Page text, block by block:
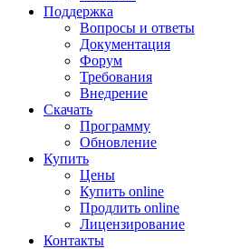
Поддержка
Вопросы и ответы
Документация
Форум
Требования
Внедрение
Скачать
Программу
Обновление
Купить
Цены
Купить online
Продлить online
Лицензирование
Контакты